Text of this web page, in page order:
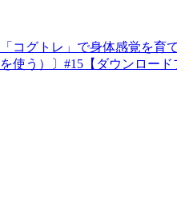
「コグトレ」で身体感覚を
を使う）〕#15【ダウンロード